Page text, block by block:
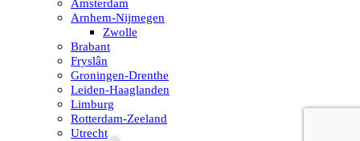
Amsterdam
Arnhem-Nijmegen
Zwolle
Brabant
Fryslân
Groningen-Drenthe
Leiden-Haaglanden
Limburg
Rotterdam-Zeeland
Utrecht